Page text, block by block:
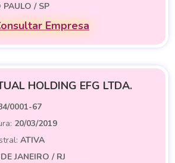
PAULO / SP
Empresa
HOLDING EFG LTDA.
0001-67
20/03/2019
ATIVA
JANEIRO / RJ